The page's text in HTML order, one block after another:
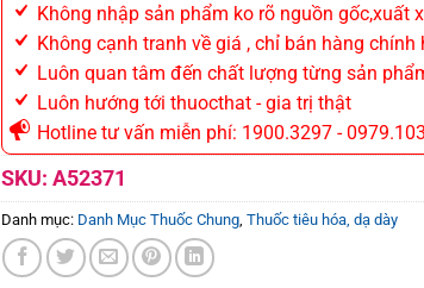
Không nhập sản phẩm ko rõ nguồn gốc,xuất
Không cạnh tranh về giá , chỉ bán hàng chính
Luôn quan tâm đến chất lượng từng sản
Luôn hướng tới thuocthat - gia trị thật
Hotline tư vấn miễn phí: 1900.3297 -
SKU: A52371
Danh mục: Danh Mục Thuốc Chung, Thuốc tiêu hóa, dạ dày